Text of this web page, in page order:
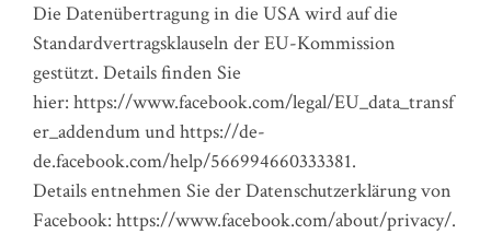
Die Datenübertragung in die USA wird auf die
Standardvertragsklauseln der EU-Kommission
gestützt. Details finden Sie
hier: https://www.facebook.com/legal/EU_data_transf
er_addendum und https://de-
de.facebook.com/help/566994660333381.
Details entnehmen Sie der Datenschutzerklärung von
Facebook: https://www.facebook.com/about/privacy/.